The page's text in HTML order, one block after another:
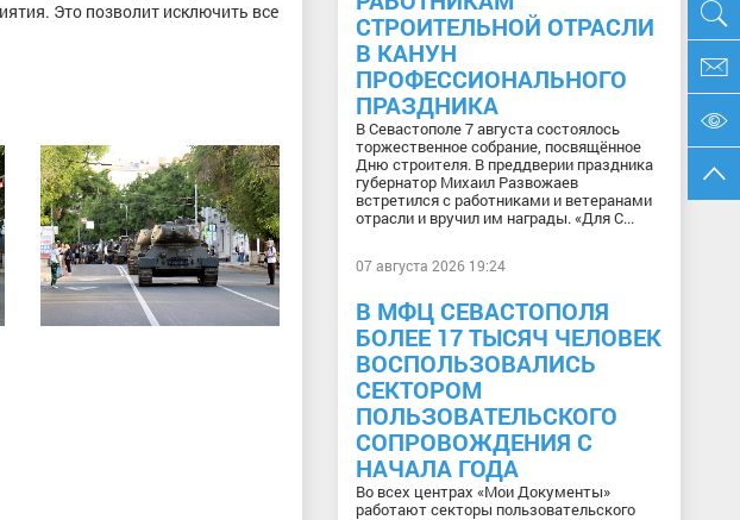
Это позволит исключить все
СТРОИТЕЛЬНОЙ ОТРАСЛИ
В КАНУН
ПРОФЕССИОНАЛЬНОГО
ПРАЗДНИКА
В Севастополе 7 августа состоялось
торжественное собрание, посвящённое
Дню строителя. В преддверии праздника
губернатор Михаил Развожаев
встретился с работниками и ветеранами
отрасли и вручил им награды. «Для С...
07 августа 2026 19:24
В МФЦ СЕВАСТОПОЛЯ
БОЛЕЕ 17 ТЫСЯЧ ЧЕЛОВЕК
ВОСПОЛЬЗОВАЛИСЬ
СЕКТОРОМ
ПОЛЬЗОВАТЕЛЬСКОГО
СОПРОВОЖДЕНИЯ С
НАЧАЛА ГОДА
Во всех центрах «Мои Документы»
работают секторы пользовательского